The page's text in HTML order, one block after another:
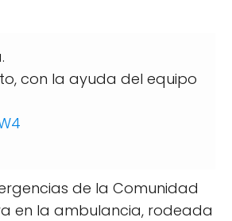
con la ayuda del equipo
de la Comunidad
en la ambulancia, rodeada